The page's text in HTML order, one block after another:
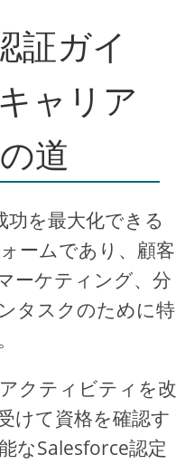
証ガイ
ャリア
道
功を最大化できる
ームであり、顧客
ーケティング、分
タスクのために特
クティビティを改
けて資格を確認す
なSalesforce認定